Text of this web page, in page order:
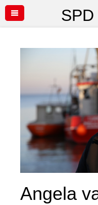
Angela